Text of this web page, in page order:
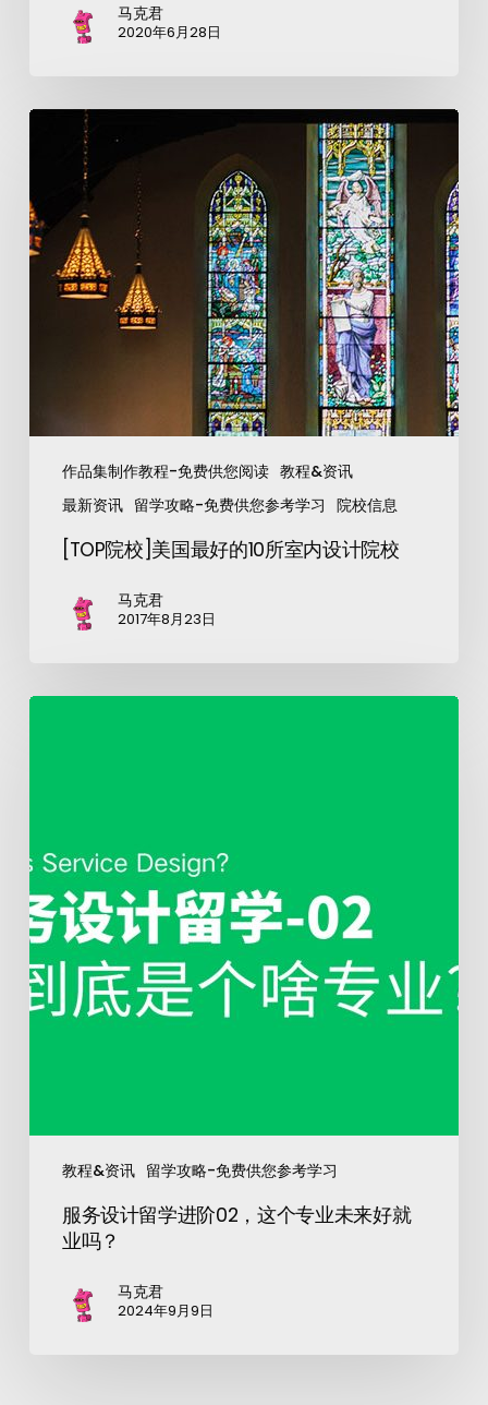
马克君
2020年6月28日
作品集制作教程-免费供您阅读 教程&资讯
最新资讯 留学攻略-免费供您参考学习 院校信息
[TOP院校]美国最好的10所室内设计院校
马克君
2017年8月23日
教程&资讯 留学攻略-免费供您参考学习
服务设计留学进阶02，这个专业未来好就
业吗？
马克君
2024年9月9日